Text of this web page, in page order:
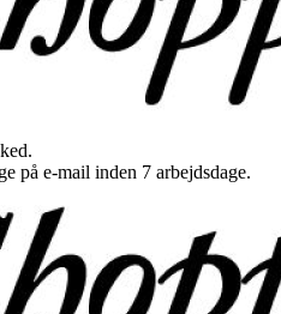
på e-mail inden 7 arbejdsdage.